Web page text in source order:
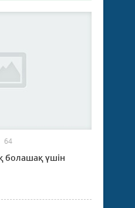
64
болашақ үшін